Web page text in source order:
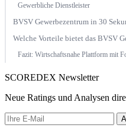
Gewerbliche Dienstleister
BVSV Gewerbezentrum in 30
Welche Vorteile bietet das BVSV
Fazit: Wirtschaftsnahe Plattform mit
SCOREDEX Newsletter
Neue Ratings und Analysen